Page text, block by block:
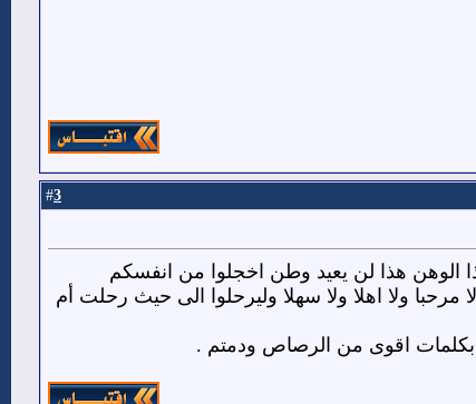
3
الوهن هذا لن يعيد وطن اخجلوا من انفسكم
ولا اهلا ولا سهلا وليرحلوا الى حيث رحلت أم
بكلمات اقوى من الرصاص ودمتم .